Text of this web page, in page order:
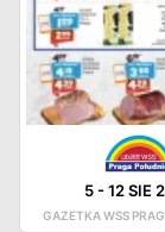
5-12 SIE
GAZETKA WSS